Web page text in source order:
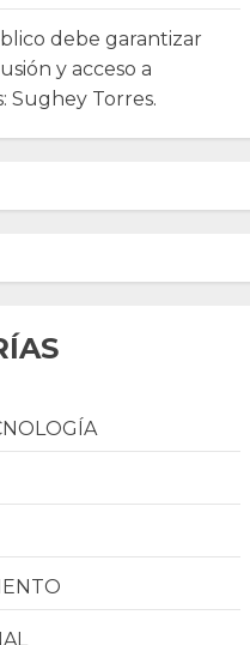
debe garantizar
y acceso a
Sughey Torres.